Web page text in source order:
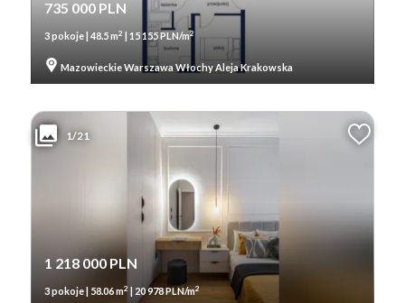
735 000 PLN
3 pokoje | 48.5 m2 | 15 155 PLN/m2
Mazowieckie Warszawa Włochy Aleja Krakowska
1/21
1 218 000 PLN
3 pokoje | 58.06 m2 | 20 978 PLN/m2